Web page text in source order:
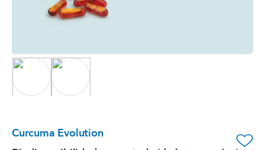
Curcuma Evolution favorite_border